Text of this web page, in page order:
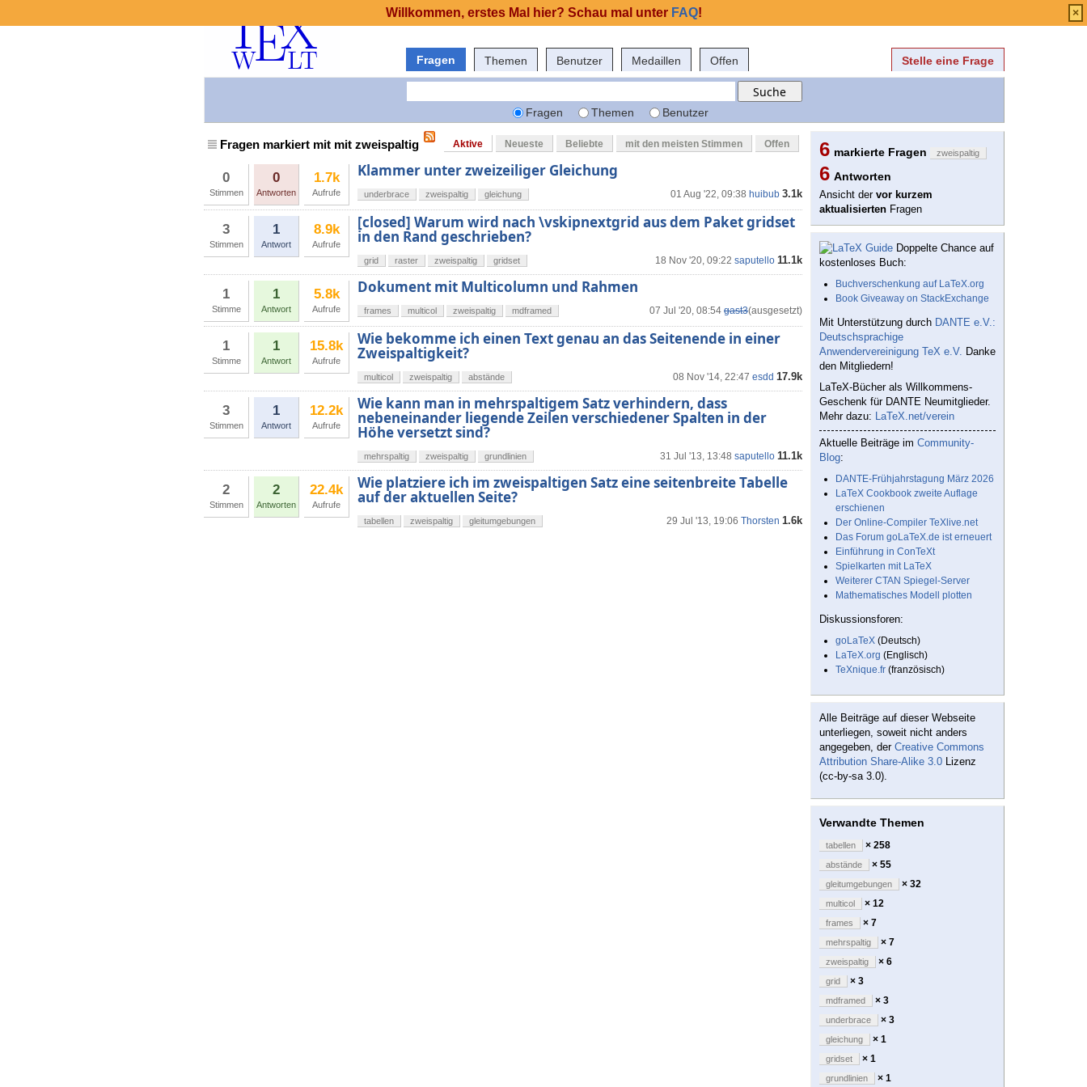
Fragen Themen Benutzer Medaillen Offen Stelle eine Frage
Fragen Themen Benutzer
Fragen markiert mit mit zweispaltig Aktive Neueste Beliebte mit den meisten Stimmen Offen
0
Stimmen
0
Antworten
1.7k
Aufrufe
Klammer unter zweizeiliger Gleichung
01 Aug '22, 09:38 huibub 3.1k
underbrace zweispaltig gleichung
3
Stimmen
1
Antwort
8.9k
Aufrufe
[closed] Warum wird nach \vskipnextgrid aus dem Paket gridset
in den Rand geschrieben?
18 Nov '20, 09:22 saputello 11.1k
grid raster zweispaltig gridset
1
Stimme
1
Antwort
5.8k
Aufrufe
Dokument mit Multicolumn und Rahmen
07 Jul '20, 08:54 gast3(ausgesetzt)
frames multicol zweispaltig mdframed
1
Stimme
1
Antwort
15.8k
Aufrufe
Wie bekomme ich einen Text genau an das Seitenende in einer
Zweispaltigkeit?
08 Nov '14, 22:47 esdd 17.9k
multicol zweispaltig abstände
3
Stimmen
1
Antwort
12.2k
Aufrufe
Wie kann man in mehrspaltigem Satz verhindern, dass
nebeneinander liegende Zeilen verschiedener Spalten in der
Höhe versetzt sind?
31 Jul '13, 13:48 saputello 11.1k
mehrspaltig zweispaltig grundlinien
2
Stimmen
2
Antworten
22.4k
Aufrufe
Wie platziere ich im zweispaltigen Satz eine seitenbreite Tabelle
auf der aktuellen Seite?
29 Jul '13, 19:06 Thorsten 1.6k
tabellen zweispaltig gleitumgebungen
6 markierte Fragen zweispaltig
6 Antworten
Ansicht der vor kurzem
aktualisierten Fragen
Doppelte Chance auf
kostenloses Buch:
Buchverschenkung auf LaTeX.org
Book Giveaway on StackExchange
Mit Unterstützung durch DANTE e.V.:
Deutschsprachige
Anwendervereinigung TeX e.V. Danke
den Mitgliedern!
LaTeX-Bücher als Willkommens-
Geschenk für DANTE Neumitglieder.
Mehr dazu: LaTeX.net/verein
Aktuelle Beiträge im Community-
Blog:
DANTE-Frühjahrstagung März 2026
LaTeX Cookbook zweite Auflage
erschienen
Der Online-Compiler TeXlive.net
Das Forum goLaTeX.de ist erneuert
Einführung in ConTeXt
Spielkarten mit LaTeX
Weiterer CTAN Spiegel-Server
Mathematisches Modell plotten
Diskussionsforen:
goLaTeX (Deutsch)
LaTeX.org (Englisch)
TeXnique.fr (französisch)
Alle Beiträge auf dieser Webseite
unterliegen, soweit nicht anders
angegeben, der Creative Commons
Attribution Share-Alike 3.0 Lizenz
(cc-by-sa 3.0).
Verwandte Themen
tabellen × 258
abstände × 55
gleitumgebungen × 32
multicol × 12
frames × 7
mehrspaltig × 7
zweispaltig × 6
grid × 3
mdframed × 3
underbrace × 3
gleichung × 1
gridset × 1
grundlinien × 1
Willkommen, erstes Mal hier? Schau mal unter FAQ! ×